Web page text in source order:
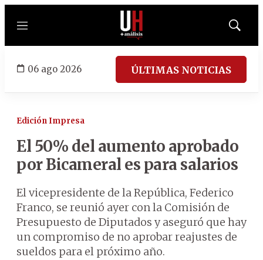
Menú
Mostrar
06 ago 2026 ÚLTIMAS NOTICIAS
Edición Impresa
El 50% del aumento aprobado
por Bicameral es para salarios
El vicepresidente de la República, Federico
Franco, se reunió ayer con la Comisión de
Presupuesto de Diputados y aseguró que hay
un compromiso de no aprobar reajustes de
sueldos para el próximo año.